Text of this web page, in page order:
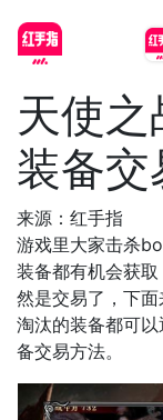
天使
装备交
来源：红手指
游戏里大家击杀
装备都有机会获
然是交易了，下
淘汰的装备都可
备交易方法。